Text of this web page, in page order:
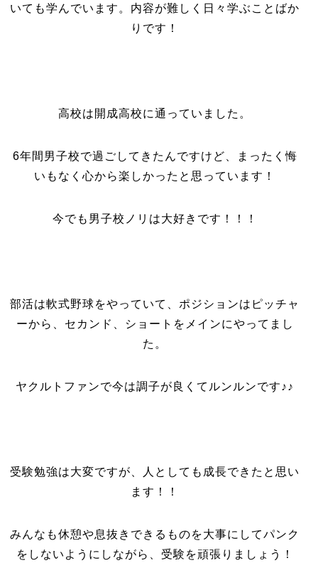
いても学んでいます。内容が難しく日々学ぶことばか
りです！
高校は開成高校に通っていました。
6年間男子校で過ごしてきたんですけど、まったく悔
いもなく心から楽しかったと思っています！
今でも男子校ノリは大好きです！！！
部活は軟式野球をやっていて、ポジションはピッチャ
ーから、セカンド、ショートをメインにやってまし
た。
ヤクルトファンで今は調子が良くてルンルンです♪♪
受験勉強は大変ですが、人としても成長できたと思い
ます！！
みんなも休憩や息抜きできるものを大事にしてパンク
をしないようにしながら、受験を頑張りましょう！